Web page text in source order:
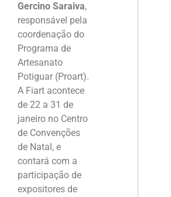
Gercino Saraiva,
responsável pela
coordenação do
Programa de
Artesanato
Potiguar (Proart).
A Fiart acontece
de 22 a 31 de
janeiro no Centro
de Convenções
de Natal, e
contará com a
participação de
expositores de